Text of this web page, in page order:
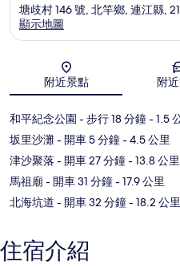
塘歧村 146 號, 北竿鄉, 連江縣,
顯示地圖
附近景點 附
和平紀念公園 - 步行 18 分鐘- 1.5
坂里沙灘- 開車 5 分鐘- 4.5 公里
津沙聚落 - 開車 27 分鐘- 13.8 公里
馬祖廟 - 開車 31 分鐘- 17.9 公里
北海坑道 - 開車 32 分鐘- 18.2 公里
住宿介紹